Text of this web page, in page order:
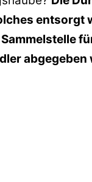
entsorgt
abgegeben